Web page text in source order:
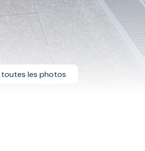
les photos